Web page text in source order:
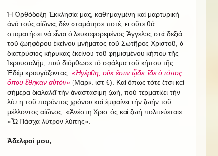
Ἡ Ὀρθόδοξη Ἐκκλησία μας, καθημαγμένη καί μαρτυρική
ἀνά τούς αἰῶνες δέν σταμάτησε ποτέ, κι οὔτε θά
σταματήσει νά εἶναι ὁ λευκοφορεμένος Ἄγγελος στά δεξιά
τοῦ ζωηφόρου ἐκείνου μνήματος τοῦ Σωτῆρος Χριστοῦ, ὁ
διαπρύσιος κήρυκας ἐκείνου τοῦ φημισμένου κήπου τῆς
Ἰερουσαλήμ, πού διόρθωσε τό σφάλμα τοῦ κήπου τῆς
Ἐδέμ κραυγάζοντας: «Ἠγέρθη, οὔκ ἔστιν ᾧδε, ἴδε ὁ τόπος
ὅπου ἔθηκαν αὐτόν» (Μαρκ. ιστ 6). Καί ὅπως τότε ἔτσι καί
σήμερα διαλαλεῖ τήν ἀναστάσιμη ζωή, πού τερματίζει τήν
λύπη τοῦ παρόντος χρόνου καί ἐμφαίνει τήν ζωήν τοῦ
μέλλοντος αἰῶνος. «Ἀνέστη Χριστός καί ζωή πολιτεύεται».
«Ὦ Πάσχα λύτρον λύπης».
Ἀδελφοί μου,